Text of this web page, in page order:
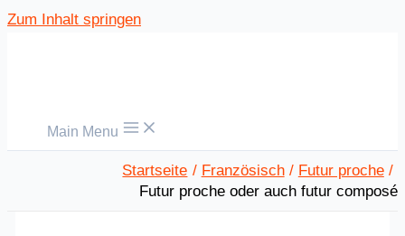
Zum Inhalt springen
Main Menu
Startseite Französisch
Futur proche
Futur proche oder auch futur composé